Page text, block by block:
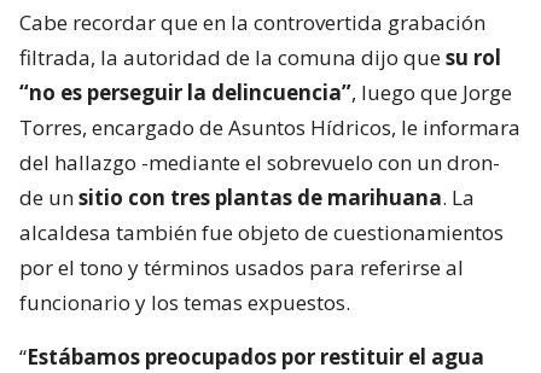
Cabe recordar que en la controvertida grabación
filtrada, la autoridad de la comuna dijo quesu rol
“no es perseguir la delincuencia”, luego que Jorge
Torres, encargado de Asuntos Hídricos, le informara
del hallazgo -mediante el sobrevuelo con un dron-
de unsitio con tres plantas de marihuana. La
alcaldesa también fue objeto de cuestionamientos
por el tono y términos usados para referirse al
funcionario y los temas expuestos.
“Estábamos preocupados por restituir el agua